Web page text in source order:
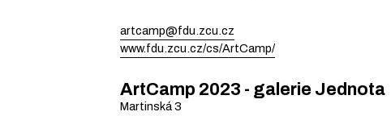
artcamp@fdu.zcu.cz
www.fdu.zcu.cz/cs/ArtCamp/
ArtCamp 2023 - galerie Jednota
Martinská3